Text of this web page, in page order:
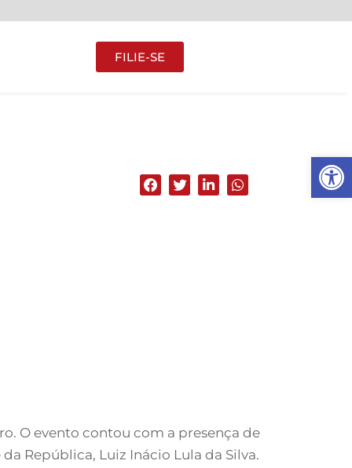
Abrir
FILIE-SE
O evento contou com a presença de
República, Luiz Inácio Lula da Silva.